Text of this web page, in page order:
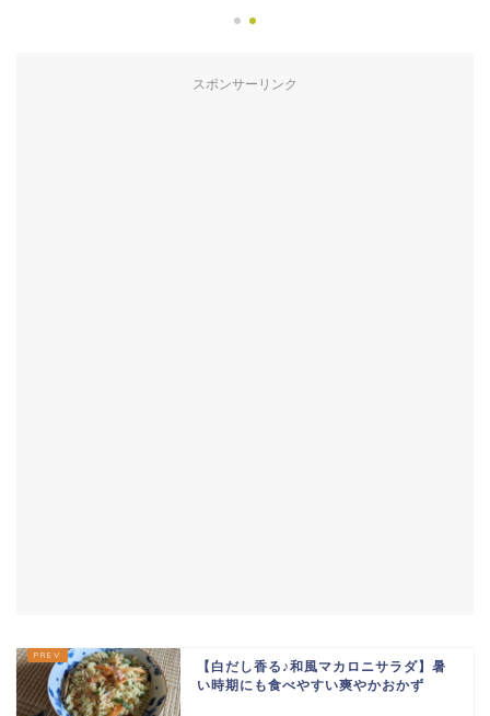
スポンサーリンク
【白だし香る♪和風マカロニサラダ】暑
い時期にも食べやすい爽やかおかず